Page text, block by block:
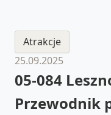
Atrakcje
25.09.2025
05-084
Przewodnik